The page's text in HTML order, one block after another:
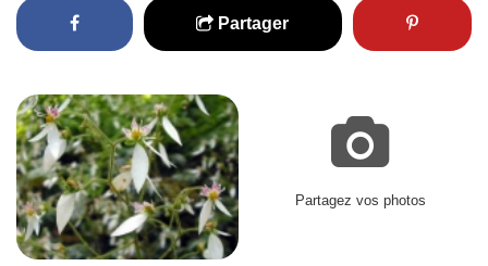
Partager
Partagez vos photos